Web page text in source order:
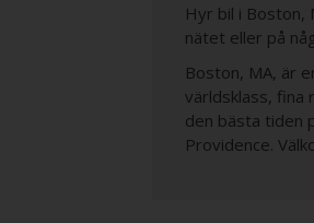
Hyr bil i Boston,
nätet eller på
Boston, MA, är
världsklass, fina
den bästa tiden
Providence.